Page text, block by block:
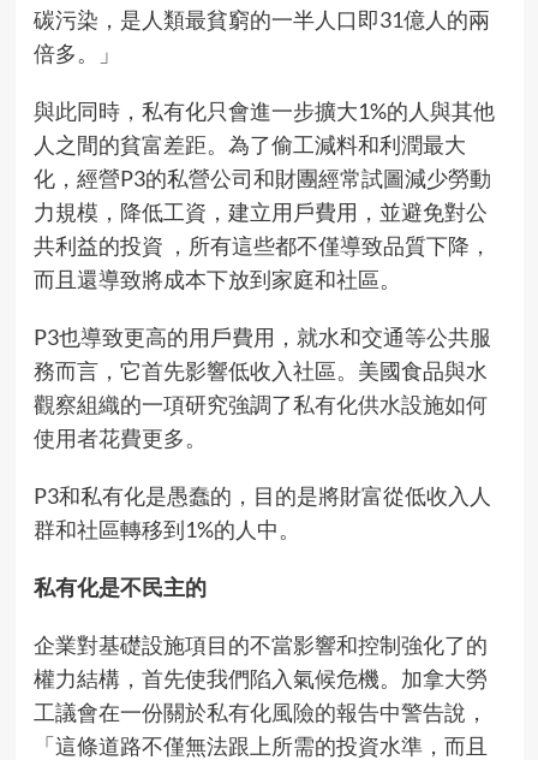
碳污染，是人類最貧窮的一半人口即31億人的兩
倍多。」
與此同時，私有化只會進一步擴大1%的人與其他
人之間的貧富差距。為了偷工減料和利潤最大
化，經營P3的私營公司和財團經常試圖減少勞動
力規模，降低工資，建立用戶費用，並避免對公
共利益的投資 ，所有這些都不僅導致品質下降，
而且還導致將成本下放到家庭和社區。
P3也導致更高的用戶費用，就水和交通等公共服
務而言，它首先影響低收入社區。美國食品與水
觀察組織的一項研究強調了私有化供水設施如何
使用者花費更多。
P3和私有化是愚蠢的，目的是將財富從低收入人
群和社區轉移到1%的人中。
私有化是不民主的
企業對基礎設施項目的不當影響和控制強化了的
權力結構，首先使我們陷入氣候危機。加拿大勞
工議會在一份關於私有化風險的報告中警告說，
「這條道路不僅無法跟上所需的投資水準，而且